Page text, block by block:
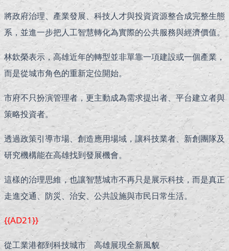
將政府治理、產業發展、科技人才與投資資源整合成完整生態
系，並進一步把人工智慧轉化為實際的公共服務與經濟價值。
林欽榮表示，高雄近年的轉型並非單靠一項建設或一個產業，
而是從城市角色的重新定位開始。
市府不只扮演管理者，更主動成為需求提出者、平台建立者與
策略投資者。
透過政策引導市場、創造應用場域，讓科技業者、新創團隊及
研究機構能在高雄找到發展機會。
這樣的治理思維，也讓智慧城市不再只是展示科技，而是真正
走進交通、防災、治安、公共設施與市民日常生活。
{{AD21}}
從工業港都到科技城市 高雄展現全新風貌